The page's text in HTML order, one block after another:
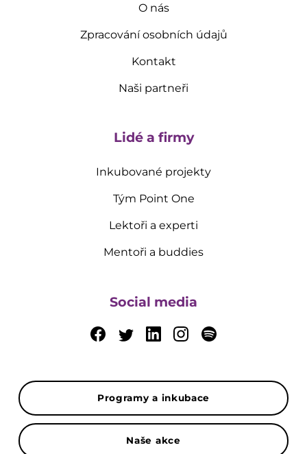
O nás
Zpracování osobních údajů
Kontakt
Naši partneři
Lidé a firmy
Inkubované projekty
Tým Point One
Lektoři a experti
Mentoři a buddies
Social media
Programy a inkubace
Naše akce